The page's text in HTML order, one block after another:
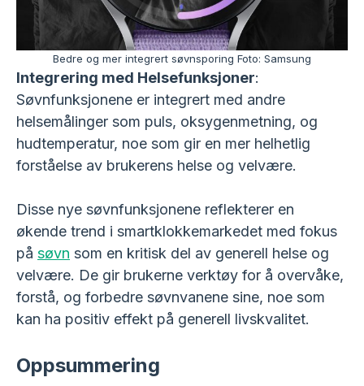
Bedre og mer integrert søvnsporing Foto: Samsung
Integrering med Helsefunksjoner:
Søvnfunksjonene er integrert med andre
helsemålinger som puls, oksygenmetning, og
hudtemperatur, noe som gir en mer helhetlig
forståelse av brukerens helse og velvære.
Disse nye søvnfunksjonene reflekterer en
økende trend i smartklokkemarkedet med fokus
på søvn som en kritisk del av generell helse og
velvære. De gir brukerne verktøy for å overvåke,
forstå, og forbedre søvnvanene sine, noe som
kan ha positiv effekt på generell livskvalitet.
Oppsummering